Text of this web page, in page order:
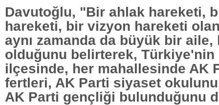
Davutoğlu, "Bir ahlak hareketi,
hareketi, bir vizyon hareketi
aynı zamanda da büyük bir
olduğunu belirterek,
ilçesinde, her mahallesinde AK
fertleri, AK Parti siyaset
AK Parti gençliği bulunduğunu